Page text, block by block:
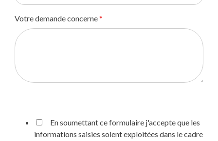
Votre demande concerne*
En soumettant ce formulaire j'accepte que les
informations saisies soient exploitées dans le cadre